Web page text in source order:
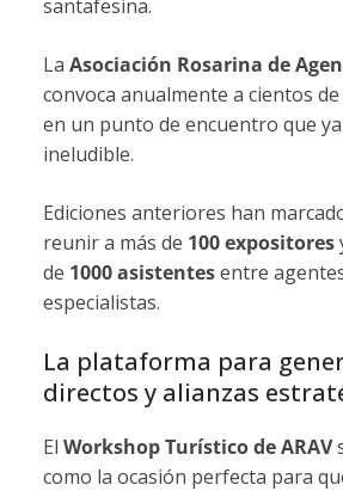
santafesina.
La Asociación Rosarina de
convoca anualmente a cientos
en un punto de encuentro que
ineludible.
Ediciones anteriores han
reunir a más de 100 expositores
de 1000 asistentesentre
especialistas.
La plataforma para
directos y alianzas
El Workshop Turístico de ARAV
como la ocasión perfecta para